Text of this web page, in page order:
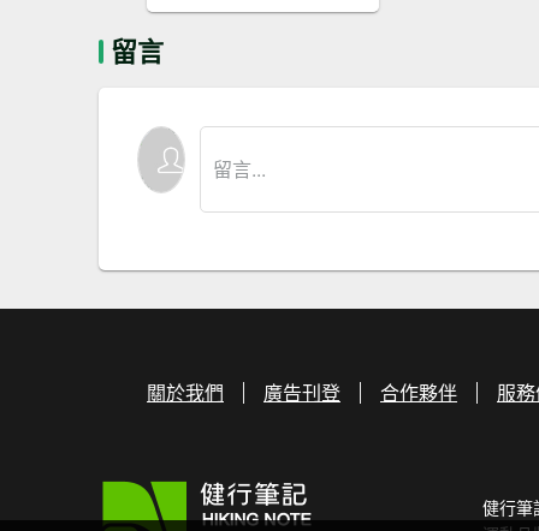
留言
關於我們 廣告刊登 合作夥伴 服
健行筆